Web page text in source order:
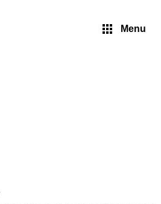
Menu
- Pop Art